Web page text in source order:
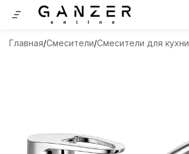
Главная Смесители Смесители для кухни